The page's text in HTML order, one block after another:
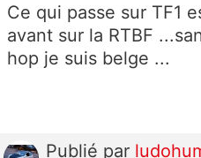
Ce qui passe sur TF1
avant sur la RTBF
hop je suis belge ...
Publié par